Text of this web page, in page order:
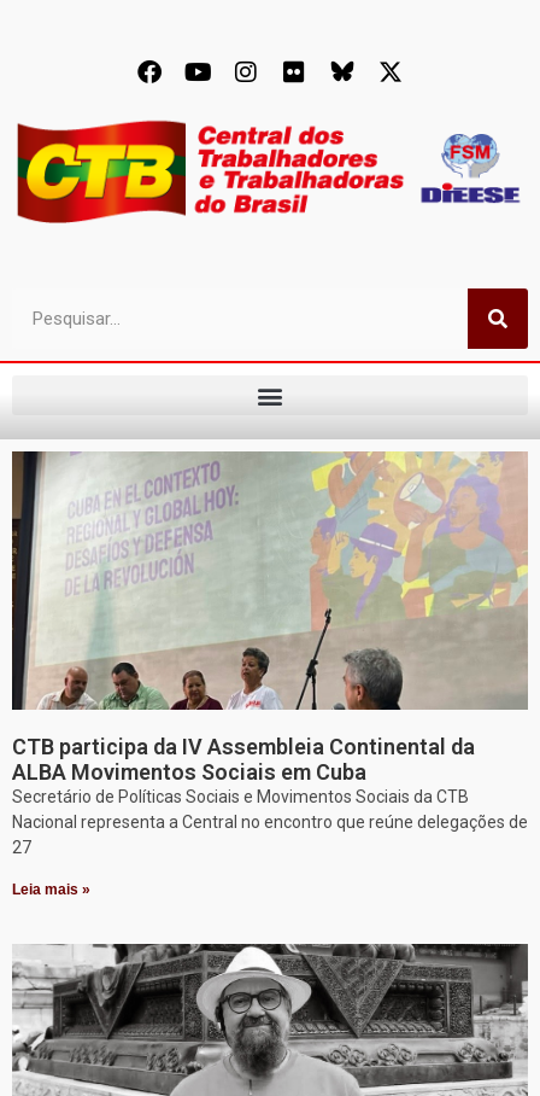
CTB participa da IV Assembleia Continental da
ALBA Movimentos Sociais em Cuba
Secretário de Políticas Sociais e Movimentos Sociais da CTB
Nacional representa a Central no encontro que reúne delegações de
27
Leia mais »